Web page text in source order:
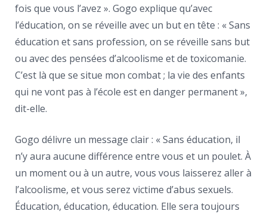
fois que vous l’avez ». Gogo explique qu’avec
l’éducation, on se réveille avec un but en tête : « Sans
éducation et sans profession, on se réveille sans but
ou avec des pensées d’alcoolisme et de toxicomanie.
C’est là que se situe mon combat ; la vie des enfants
qui ne vont pas à l’école est en danger permanent »,
dit-elle.
Gogo délivre un message clair : « Sans éducation, il
n’y aura aucune différence entre vous et un poulet. À
un moment ou à un autre, vous vous laisserez aller à
l’alcoolisme, et vous serez victime d’abus sexuels.
Éducation, éducation, éducation. Elle sera toujours